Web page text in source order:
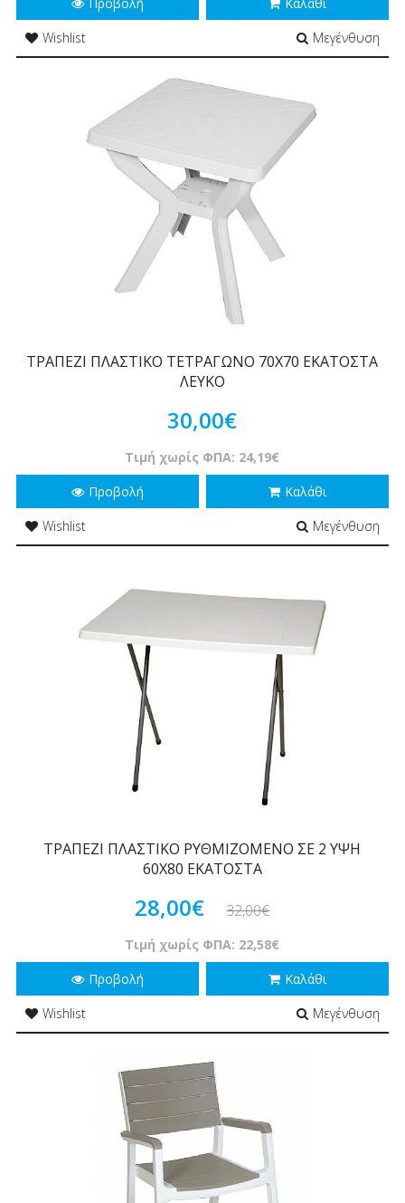
Προβολή
Καλάθι
Wishlist
Μεγένθυση
ΤΡΑΠΕΖΙ ΠΛΑΣΤΙΚΟ ΤΕΤΡΑΓΩΝΟ 70Χ70 ΕΚΑΤΟΣΤΑ
ΛΕΥΚΟ
30,00€
Τιμή χωρίς ΦΠΑ: 24,19€
Προβολή
Καλάθι
Wishlist
Μεγένθυση
ΤΡΑΠΕΖΙ ΠΛΑΣΤΙΚΟ ΡΥΘΜΙΖΟΜΕΝΟ ΣΕ 2 ΥΨΗ
60Χ80 ΕΚΑΤΟΣΤΑ
28,00€ 32,00€
Τιμή χωρίς ΦΠΑ: 22,58€
Προβολή
Καλάθι
Wishlist
Μεγένθυση